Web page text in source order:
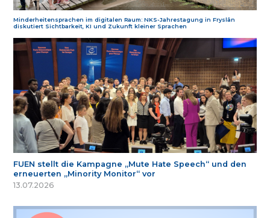
Minderheitensprachen im digitalen Raum: NKS-Jahrestagung in Fryslân
diskutiert Sichtbarkeit, KI und Zukunft kleiner Sprachen
FUEN stellt die Kampagne „Mute Hate Speech“ und den
erneuerten „Minority Monitor“ vor
13.07.2026